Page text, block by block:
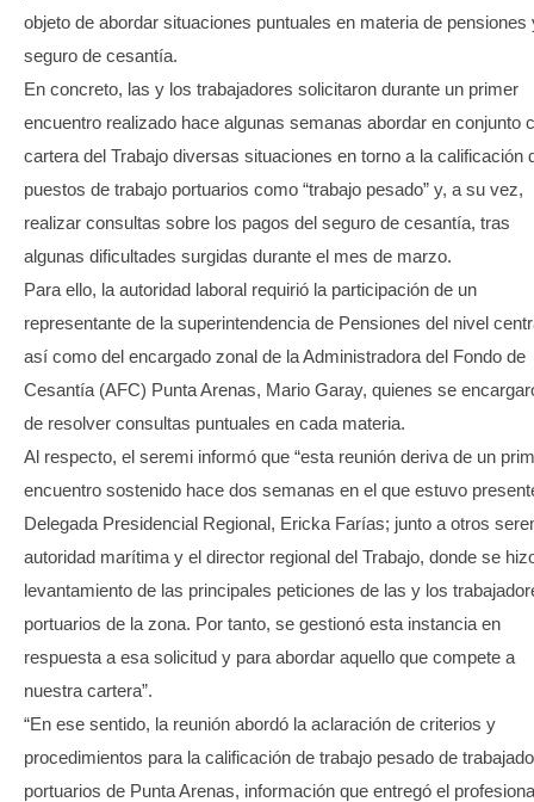
objeto de abordar situaciones puntuales en materia de pensiones
seguro de cesantía.
En concreto, las y los trabajadores solicitaron durante un primer
encuentro realizado hace algunas semanas abordar en conjunto
cartera del Trabajo diversas situaciones en torno a la calificación
puestos de trabajo portuarios como “trabajo pesado” y, a su vez,
realizar consultas sobre los pagos del seguro de cesantía, tras
algunas dificultades surgidas durante el mes de marzo.
Para ello, la autoridad laboral requirió la participación de un
representante de la superintendencia de Pensiones del nivel
así como del encargado zonal de la Administradora del Fondo de
Cesantía (AFC) Punta Arenas, Mario Garay, quienes se
de resolver consultas puntuales en cada materia.
Al respecto, el seremi informó que “esta reunión deriva de un
encuentro sostenido hace dos semanas en el que estuvo
Delegada Presidencial Regional, Ericka Farías; junto a otros
autoridad marítima y el director regional del Trabajo, donde se
levantamiento de las principales peticiones de las y los
portuarios de la zona. Por tanto, se gestionó esta instancia en
respuesta a esa solicitud y para abordar aquello que compete a
nuestra cartera”.
“En ese sentido, la reunión abordó la aclaración de criterios y
procedimientos para la calificación de trabajo pesado de
portuarios de Punta Arenas, información que entregó el